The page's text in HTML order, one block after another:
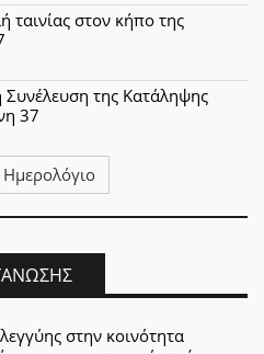
στον κήπο της
της Κατάληψης
37
στην κοινότητα